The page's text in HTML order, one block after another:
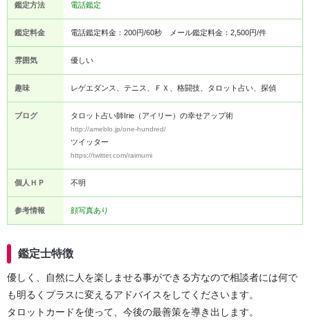
鑑定方法 電話鑑定
鑑定料金 電話鑑定料金：200円/60秒 メール鑑定料金：2,500円/件
雰囲気 優しい
趣味 レゲエダンス、テニス、ＦＸ、格闘技、タロット占い、探偵
ブログ タロット占い師Irie（アイリー）の幸せアップ術
http://ameblo.jp/one-hundred/
ツイッター
https://twitter.com/raimumi
個人ＨＰ 不明
参考情報 顔写真あり
鑑定士特徴
優しく、自然に人を楽しませる事ができる方なので相談者には何で
も明るくプラスに変えるアドバイスをしてくださいます。
タロットカードを使って、今後の最善策を導き出します。